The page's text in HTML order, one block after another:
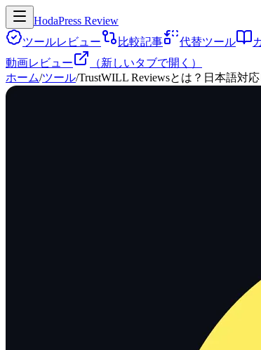
HodaPress Review
ツールレビュー
比較記事 代替ツール
動画レビュー
（新しいタブで開く）
ホーム/ツール/TrustWILL Reviewsとは？日本語対